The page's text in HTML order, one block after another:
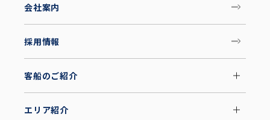
会社案内
採用情報
客船のご紹介
エリア紹介